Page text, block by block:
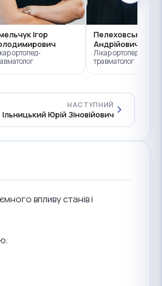
Ігор
ортопед-
Пелеховський
Андрійович
Лікар ортопед-
травматолог
НАСТУПНИЙ
Ільницький Юрій Зіновійович
впливу станів і